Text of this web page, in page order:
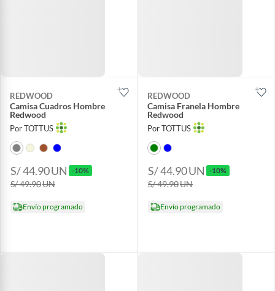
REDWOOD
Camisa Cuadros Hombre
Redwood
Por TOTTUS
S/ 44.90UN -10%
S/ 49.90UN
Envío programado
REDWOOD
Camisa Franela Hombre
Redwood
Por TOTTUS
S/ 44.90UN -10%
S/ 49.90UN
Envío programado